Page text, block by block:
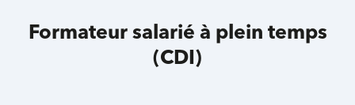
Formateur salarié à plein temps
(CDI)